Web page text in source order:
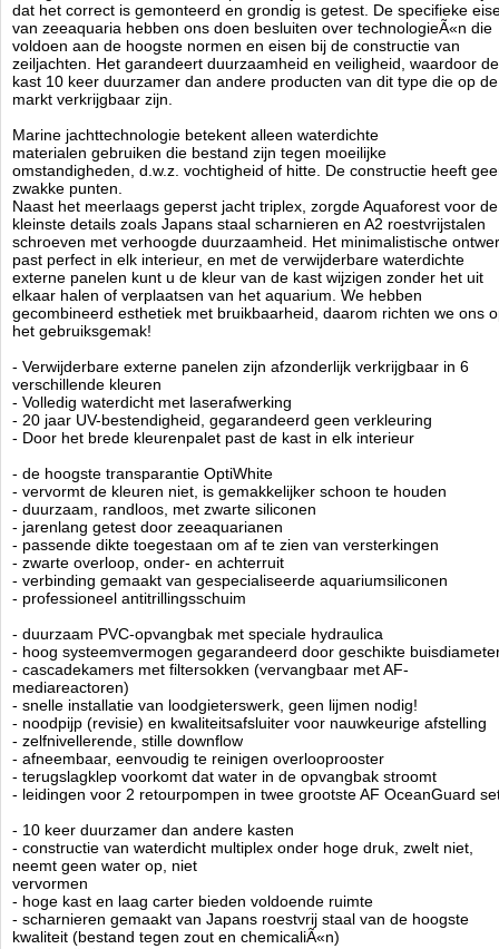
- cascadekamers met filtersokken (vervangbaar met AF-
mediareactoren)
- snelle installatie van loodgieterswerk, geen lijmen nodig!
- noodpijp (revisie) en kwaliteitsafsluiter voor nauwkeurige afstelling
- zelfnivellerende, stille downflow
- afneembaar, eenvoudig te reinigen overlooprooster
- terugslagklep voorkomt dat water in de opvangbak stroomt
- leidingen voor 2 retourpompen in twee grootste AF OceanGuard sets
- 10 keer duurzamer dan andere kasten
- constructie van waterdicht multiplex onder hoge druk, zwelt niet,
neemt geen water op, niet
vervormen
- hoge kast en laag carter bieden voldoende ruimte
- scharnieren gemaakt van Japans roestvrij staal van de hoogste
kwaliteit (bestand tegen zout en chemicaliÃÂ«n)
- minimalistisch ontwerp
- gemonteerd door Aquaforest, garantie voor correcte montage en
- waterdicht met verwijderbare externe panelen (verander het uiterlijk
van de kast zonder het aquarium te verplaatsen of uit elkaar halen van
de kast)
- externe panelen met laserafwerking bieden 20 jaar lange UV-
bestendigheid, geen vervaging gegarandeerd!
- ultrasterke A2 roestvrijstalen schroeven
- speciaal schuim om trillingen te elimineren
- ruisonderdrukkende afdekking op de overloop
- Inclusief hoge kwaliteit filtersokken
- volledige beschikbaarheid van speciale apparatuur
- geruisloze waterstroom gegarandeerd
- materialen van de hoogste kwaliteit en moderne technologie
Technische informatie
AquaForest Ocean Guard Aquarium type 790 incl. meubel en sump
Afmeting 150 x 65 x 60hg - sump 90 x 50,5 en 45 hg.
Aquarium 590 ltr.
Kleur: Crushed Ice
Voor verzending buiten nederland gelievecontact op te nemen.
Manufactured by:Aquaforest
Model:AF-790-CI
Product ID:
3.9141 3798.99
17 Pre-OrderNew
dat het correct is gemonteerd en grondig is getest. De specifieke
van zeeaquaria hebben ons doen besluiten over technologieÃ«n die
voldoen aan de hoogste normen en eisen bij de constructie van
zeiljachten. Het garandeert duurzaamheid en veiligheid, waardoor de
kast 10 keer duurzamer dan andere producten van dit type die op de
markt verkrijgbaar zijn.
Marine jachttechnologie betekent alleen waterdichte
materialen gebruiken die bestand zijn tegen moeilijke
omstandigheden, d.w.z. vochtigheid of hitte. De constructie heeft
zwakke punten.
Naast het meerlaags geperst jacht triplex, zorgde Aquaforest voor de
kleinste details zoals Japans staal scharnieren en A2 roestvrijstalen
schroeven met verhoogde duurzaamheid. Het minimalistische
past perfect in elk interieur, en met de verwijderbare waterdichte
externe panelen kunt u de kleur van de kast wijzigen zonder het uit
elkaar halen of verplaatsen van het aquarium. We hebben
gecombineerd esthetiek met bruikbaarheid, daarom richten we ons
het gebruiksgemak!
- Verwijderbare externe panelen zijn afzonderlijk verkrijgbaar in 6
verschillende kleuren
- Volledig waterdicht met laserafwerking
- 20 jaar UV-bestendigheid, gegarandeerd geen verkleuring
- Door het brede kleurenpalet past de kast in elk interieur
- de hoogste transparantie OptiWhite
- vervormt de kleuren niet, is gemakkelijker schoon te houden
- duurzaam, randloos, met zwarte siliconen
- jarenlang getest door zeeaquarianen
- passende dikte toegestaan om af te zien van versterkingen
- zwarte overloop, onder- en achterruit
- verbinding gemaakt van gespecialiseerde aquariumsiliconen
- professioneel antitrillingsschuim
- duurzaam PVC-opvangbak met speciale hydraulica
- hoog systeemvermogen gegarandeerd door geschikte
- cascadekamers met filtersokken (vervangbaar met AF-
mediareactoren)
- snelle installatie van loodgieterswerk, geen lijmen nodig!
- noodpijp (revisie) en kwaliteitsafsluiter voor nauwkeurige afstelling
- zelfnivellerende, stille downflow
- afneembaar, eenvoudig te reinigen overlooprooster
- terugslagklep voorkomt dat water in de opvangbak stroomt
- leidingen voor 2 retourpompen in twee grootste AF OceanGuard
- 10 keer duurzamer dan andere kasten
- constructie van waterdicht multiplex onder hoge druk, zwelt niet,
neemt geen water op, niet
vervormen
- hoge kast en laag carter bieden voldoende ruimte
- scharnieren gemaakt van Japans roestvrij staal van de hoogste
kwaliteit (bestand tegen zout en chemicaliÃ«n)